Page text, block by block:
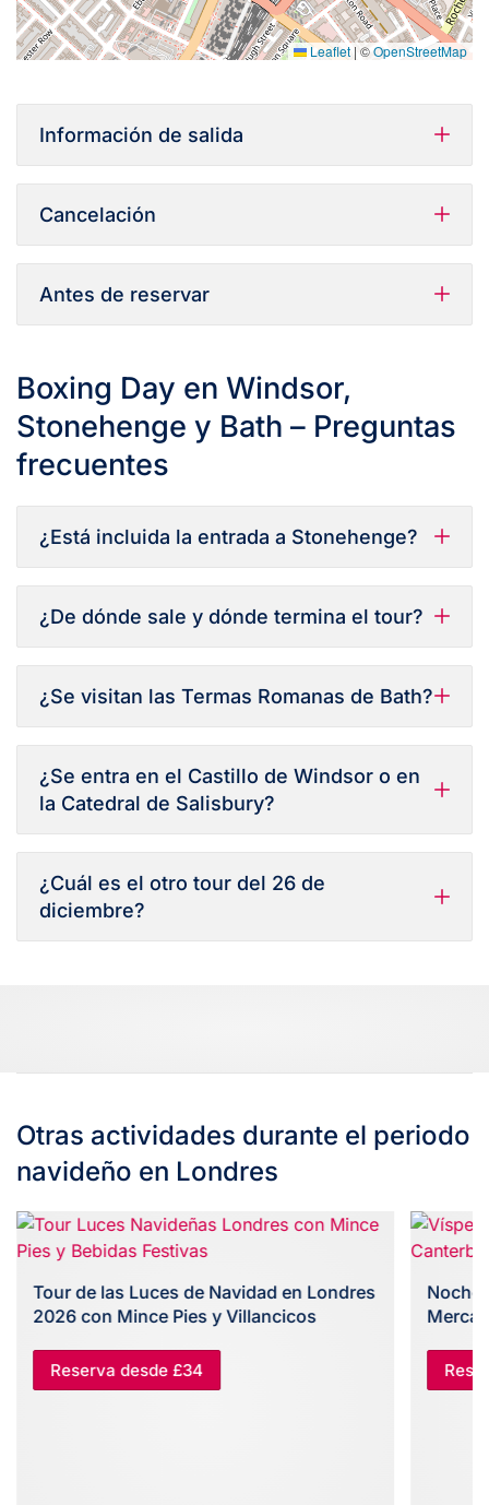
Leaflet | ©OpenStreetMap
Información de salida
Cancelación
Antes de reservar
Boxing Day en Windsor,
Stonehenge y Bath – Preguntas
frecuentes
¿Está incluida la entrada a Stonehenge?
¿De dónde sale y dónde termina el tour?
¿Se visitan las Termas Romanas de Bath?
¿Se entra en el Castillo de Windsor o en
la Catedral de Salisbury?
¿Cuál es el otro tour del 26 de
diciembre?
Otras actividades durante el periodo
navideño en Londres
Tour de las Luces de Navidad en Londres
2026 con Mince Pies y Villancicos
Reserva desde £34